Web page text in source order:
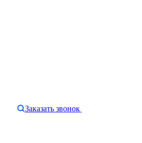
Заказать звонок